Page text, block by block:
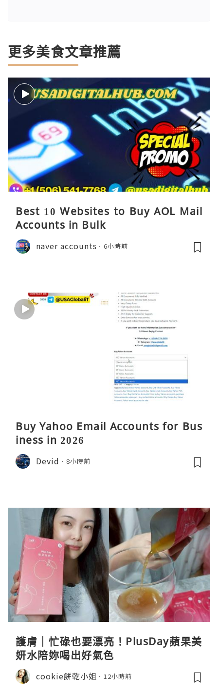
更多美食文章推薦
Best 10 Websites to Buy AOL Mail
Accounts in Bulk
naver accounts 6小時前
Buy Yahoo Email Accounts for Bus
iness in 2026
Devid 8小時前
護膚｜忙碌也要漂亮！PlusDay蘋果美
妍水陪妳喝出好氣色
cookie餅乾小姐 12小時前